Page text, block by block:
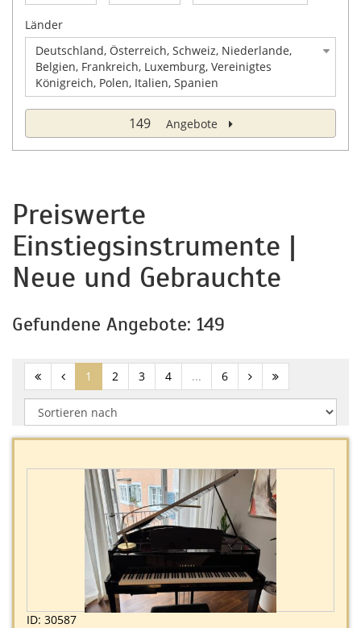
Länder
Deutschland, Österreich, Schweiz, Niederlande,
Belgien, Frankreich, Luxemburg, Vereinigtes
Königreich, Polen, Italien, Spanien
149 Angebote
Preiswerte
Einstiegsinstrumente |
Neue und Gebrauchte
Gefundene Angebote: 149
1 (current)
2 3 4 ... 6
ID: 30587